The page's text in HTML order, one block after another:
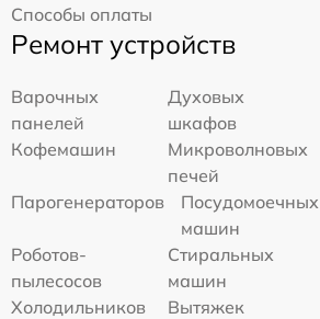
Способы оплаты
Ремонт устройств
Варочных
панелей
Духовых
шкафов
Кофемашин
Микроволновых
печей
Парогенераторов
Посудомоечных
машин
Роботов-
пылесосов
Стиральных
машин
Холодильников
Вытяжек